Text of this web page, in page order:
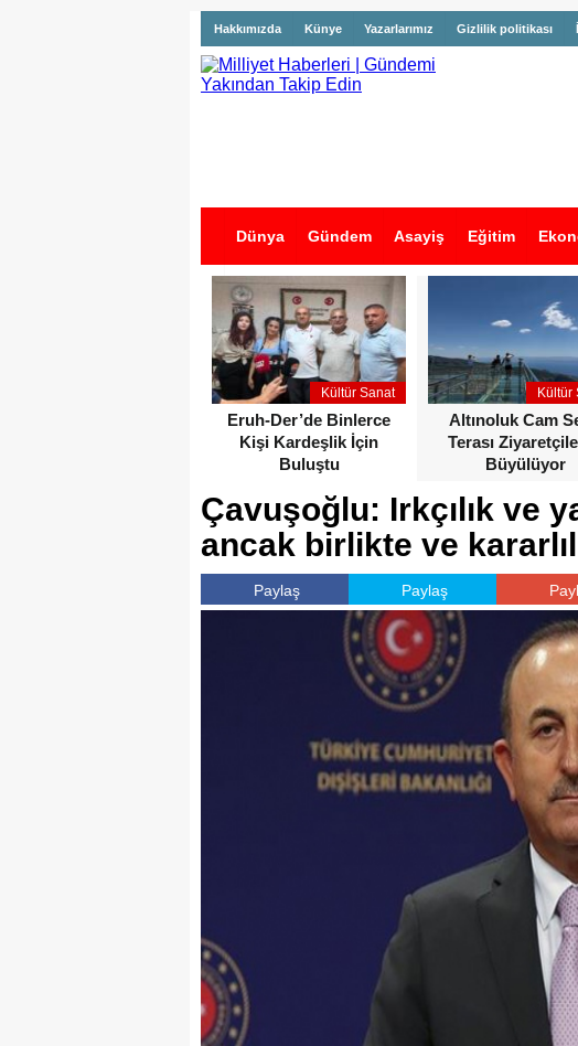
Hakkımızda Künye Yazarlarımız Gizlilik politikası
Dünya Gündem Asayiş Eğitim
İş İlanları
Kültür Sanat
Eruh-Der’de Binlerce
Kişi Kardeşlik İçin
Buluştu
Kültür
Altınoluk Cam
Terası
Büyülüyor
Çavuşoğlu: Irkçılık ve
ancak birlikte ve
Paylaş Paylaş